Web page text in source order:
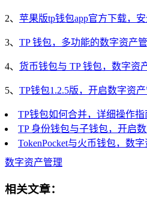
2、 苹果版tp钱包app官方下载，
3、 TP 钱包，多功能的数字资产
4、 货币钱包与 TP 钱包，数字资
5、 TP钱包1.2.5版，开启数字资
TP钱包如何合并，详细操作指
TP 身份钱包与子钱包，开启
TokenPocket与火币钱包，数
数字资产管理
相关文章：